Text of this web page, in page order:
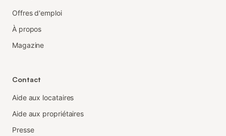
Offres d'emploi
À propos
Magazine
Contact
Aide aux locataires
Aide aux propriétaires
Presse